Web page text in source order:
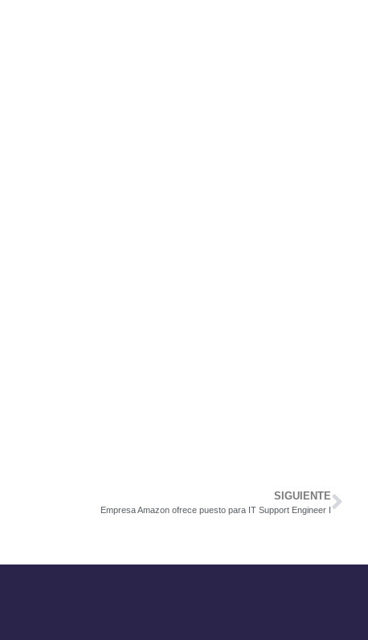
SIGUIENTE
Empresa Amazon ofrece puesto para IT Support Engineer I